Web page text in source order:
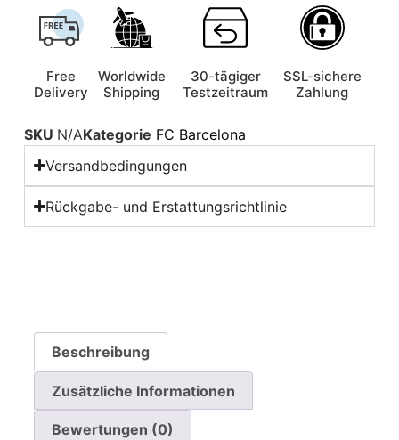
Free
Delivery
Worldwide
Shipping
30-tägiger
Testzeitraum
SSL-sichere
Zahlung
SKU N/AKategorie FC Barcelona
Versandbedingungen
Rückgabe- und Erstattungsrichtlinie
Beschreibung
Zusätzliche Informationen
Bewertungen (0)